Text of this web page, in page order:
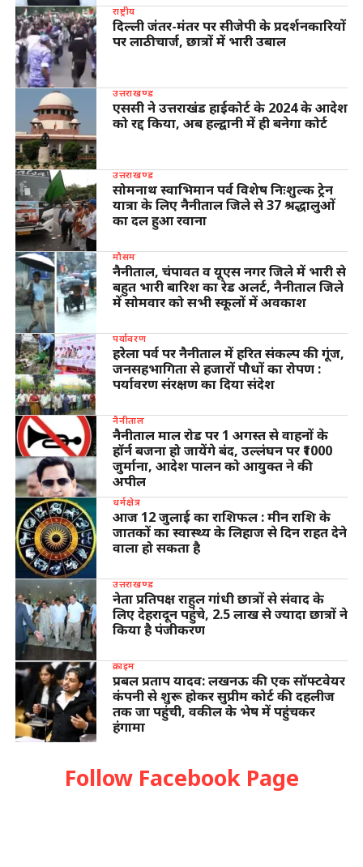
राष्ट्रीय
दिल्ली जंतर-मंतर पर सीजेपी के प्रदर्शनकारियों
पर लाठीचार्ज, छात्रों में भारी उबाल
उत्तराखण्ड
एससी ने उत्तराखंड हाईकोर्ट के 2024 के आदेश
को रद्द किया, अब हल्द्वानी में ही बनेगा कोर्ट
उत्तराखण्ड
सोमनाथ स्वाभिमान पर्व विशेष निःशुल्क ट्रेन
यात्रा के लिए नैनीताल जिले से 37 श्रद्धालुओं
का दल हुआ रवाना
मौसम
नैनीताल, चंपावत व यूएस नगर जिले में भारी से
बहुत भारी बारिश का रेड अलर्ट, नैनीताल जिले
में सोमवार को सभी स्कूलों में अवकाश
पर्यावरण
हरेला पर्व पर नैनीताल में हरित संकल्प की गूंज,
जनसहभागिता से हजारों पौधों का रोपण :
पर्यावरण संरक्षण का दिया संदेश
नैनीताल
नैनीताल माल रोड पर 1 अगस्त से वाहनों के
हॉर्न बजना हो जायेंगे बंद, उल्लंघन पर ₹1000
जुर्माना, आदेश पालन को आयुक्त ने की
अपील
धर्मक्षेत्र
आज 12 जुलाई का राशिफल : मीन राशि के
जातकों का स्वास्थ्य के लिहाज से दिन राहत देने
वाला हो सकता है
उत्तराखण्ड
नेता प्रतिपक्ष राहुल गांधी छात्रों से संवाद के
लिए देहरादून पहुंचे, 2.5 लाख से ज्यादा छात्रों ने
किया है पंजीकरण
क्राइम
प्रबल प्रताप यादव: लखनऊ की एक सॉफ्टवेयर
कंपनी से शुरू होकर सुप्रीम कोर्ट की दहलीज
तक जा पहुंची, वकील के भेष में पहुंचकर
हंगामा
Follow Facebook Page